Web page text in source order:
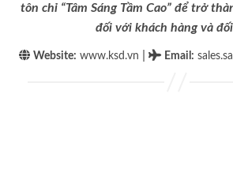
tôn chỉ “Tâm Sáng Tầm Cao” để trở
đối với khách hàng và
Website: www.ksd.vn Email :